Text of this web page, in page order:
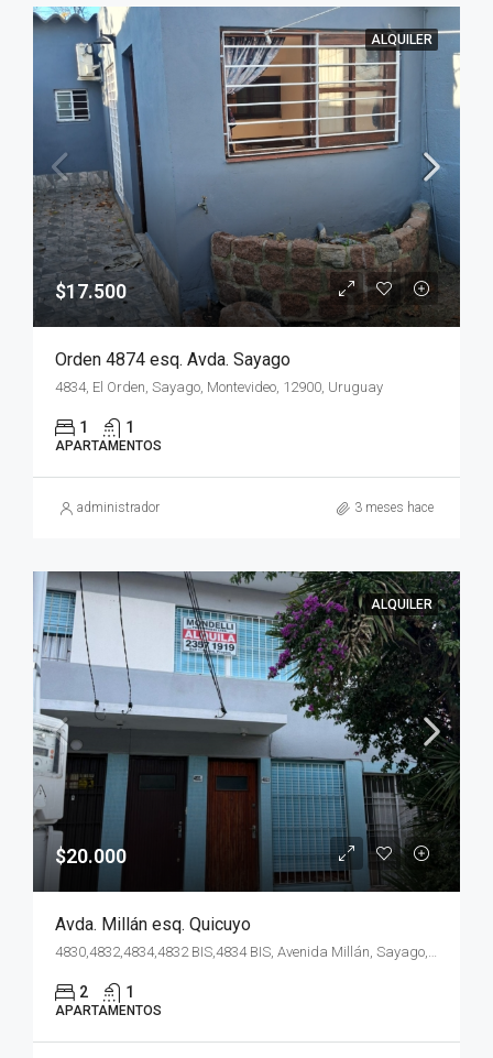
ALQUILER
$17.500
Orden 4874 esq. Avda. Sayago
4834, El Orden, Sayago, Montevideo, 12900, Uruguay
1 1
APARTAMENTOS
administrador 3 meses hace
ALQUILER
$20.000
Avda. Millán esq. Quicuyo
4830,4832,4834,4832 BIS,4834 BIS, Avenida Millán, Sayago, Montevideo, 12900, Uruguay
2 1
APARTAMENTOS